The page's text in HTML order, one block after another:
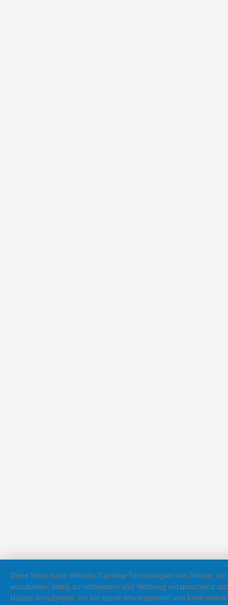
Diese Seite nutzt Website Tracking-Technologien von Dritten, um
anzubieten, stetig zu verbessern und Werbung entsprechend
Nutzer anzuzeigen. Ich bin damit einverstanden und kann meine